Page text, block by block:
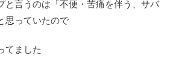
と言うのは「不便・苦痛を伴う、サバ
思っていたので
てました